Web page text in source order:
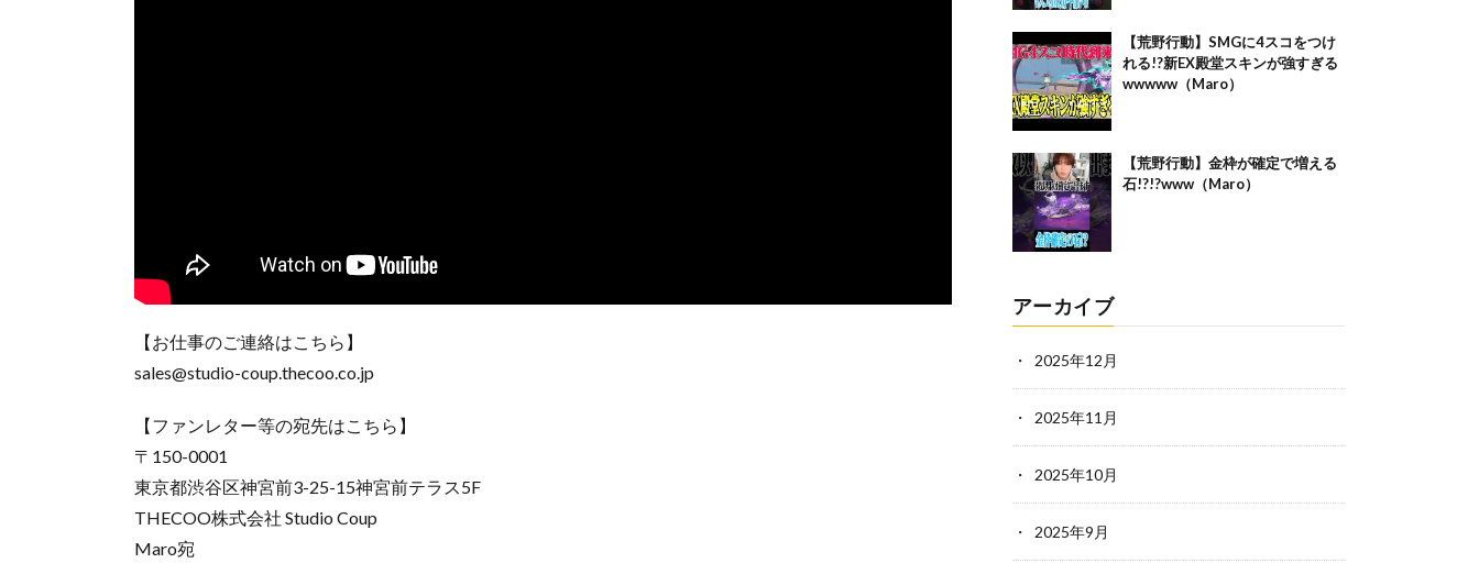
【お仕事のご連絡はこちら】
sales@studio-coup.thecoo.co.jp
【ファンレター等の宛先はこちら】
〒150-0001
東京都渋谷区神宮前3-25-15神宮前テラス5F
THECOO株式会社 Studio Coup
Maro宛
【荒野行動】SMGに4スコをつけ
れる!?新EX殿堂スキンが強すぎる
wwwww（Maro）
【荒野行動】金枠が確定で増える
石!?!?www（Maro）
アーカイブ
2025年12月
2025年11月
2025年10月
2025年9月